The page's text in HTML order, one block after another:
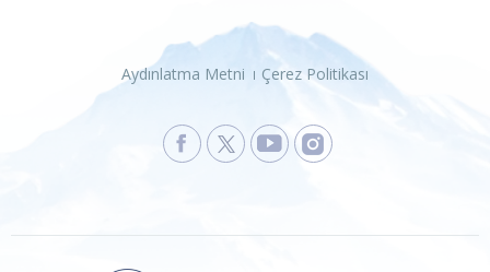
Aydınlatma Metni Çerez Politikası